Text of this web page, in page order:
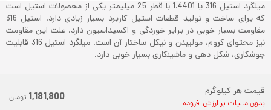
میلگرد استیل 316 یا 1.4401 با قطر 25 میلیمتر یکی از محصولات استیل است
که برای ساخت و تولید قطعات استیل کاربرد بسیار زیادی دارد. استیل 316
مقاومت بسیار خوبی در برابر خوردگی و اکسیداسیون دارد. علت این مقاومت
نیز محتوای کروم، مولیبدن و نیکل ساختار آن است. میلگرد استیل 316 قابلیت
جوشکاری، شکل دهی و ماشینکاری بسیار خوبی دارد.
قیمت هر کیلوگرم
بدون مالیات بر ارزش افزوده 1,181,800 تومان